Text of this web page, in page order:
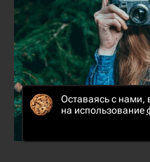
7
сентября
Оставаясь с нами,
на использование